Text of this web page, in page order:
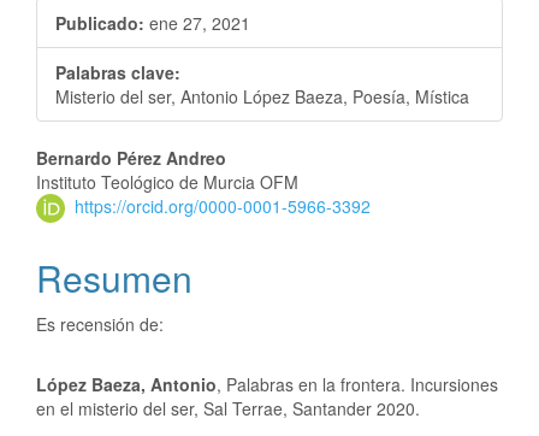
Publicado: ene 27, 2021
Palabras clave:
Misterio del ser, Antonio López Baeza, Poesía, Mística
Bernardo Pérez Andreo
Instituto Teológico de Murcia OFM
https://orcid.org/0000-0001-5966-3392
Resumen
Es recensión de:
López Baeza, Antonio, Palabras en la frontera. Incursiones
en el misterio del ser, Sal Terrae, Santander 2020.